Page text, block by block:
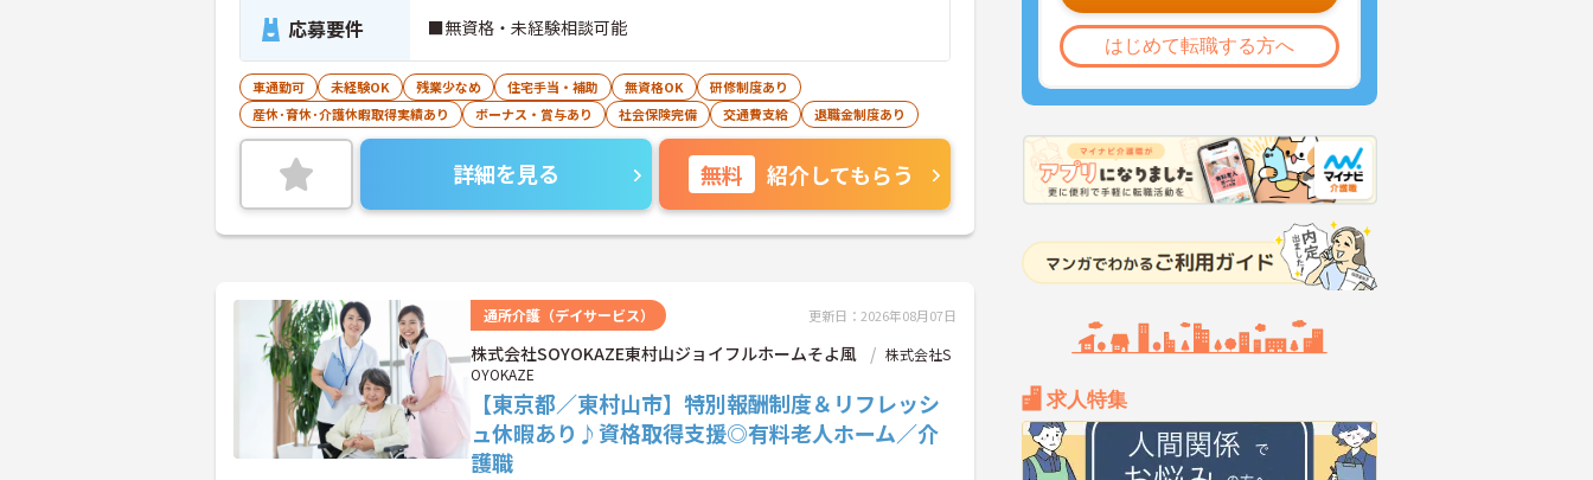
はじめて転職する方へ
求人特集
応募要件 ■無資格・未経験相談可能
車通勤可 未経験OK 残業少なめ 住宅手当・補助 無資格OK
研修制度あり
産休･育休･介護休暇取得実績あり
ボーナス・賞与あり 社会保険完備 交通費支給 退職金制度あり
詳細を見る 無料 紹介してもらう
通所介護（デイサービス） 更新日：2026年08月07日
株式会社SOYOKAZE東村山ジョイフルホームそよ風
株式会社S
OYOKAZE
【東京都／東村山市】特別報酬制度＆リフレッシ
ュ休暇あり♪資格取得支援◎有料老人ホーム／介
護職